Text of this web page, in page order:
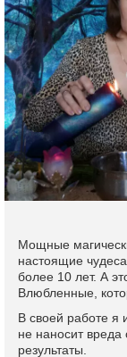
Мощные
настоящие
более 10 лет. А
Влюбленные,
В своей работе
не наносит
результаты.